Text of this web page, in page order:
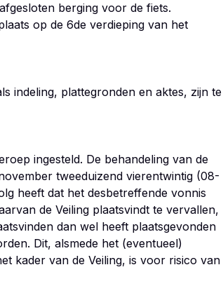
berging voor de fiets.
op de 6de verdieping van het
indeling, plattegronden en aktes, zijn te
ingesteld. De behandeling van de
tweeduizend vierentwintig (08-
heeft dat het desbetreffende vonnis
de Veiling plaatsvindt te vervallen,
dan wel heeft plaatsgevonden
Dit, alsmede het (eventueel)
kader van de Veiling, is voor risico van